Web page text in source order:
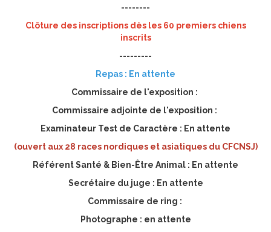
--------
Clôture des inscriptions dès les 60 premiers chiens
inscrits
---------
Repas : En attente
Commissaire de l'exposition :
Commissaire adjointe de l'exposition :
Examinateur Test de Caractère : En attente
(ouvert aux 28 races nordiques et asiatiques du CFCNSJ)
Référent Santé & Bien-Être Animal : En attente
Secrétaire du juge : En attente
Commissaire de ring :
Photographe : en attente